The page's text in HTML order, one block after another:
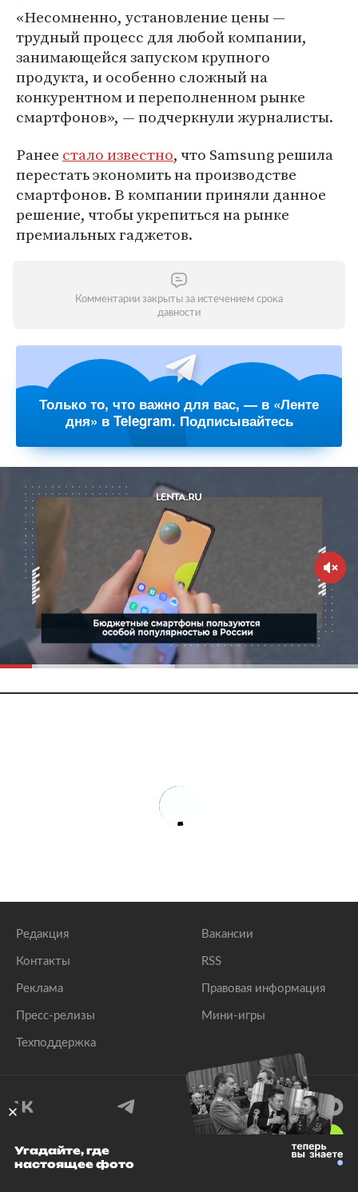
«Несомненно, установление цены —
трудный процесс для любой компании,
занимающейся запуском крупного
продукта, и особенно сложный на
конкурентном и переполненном рынке
смартфонов», — подчеркнули журналисты.
Ранее стало известно, что Samsung решила
перестать экономить на производстве
смартфонов. В компании приняли данное
решение, чтобы укрепиться на рынке
премиальных гаджетов.
Комментарии закрыты за истечением срока
давности
Только то, что важно для вас, — в «Ленте
дня» в Telegram. Подписывайтесь
Редакция
Контакты
Реклама
Пресс-релизы
Техподдержка
Вакансии
RSS
Правовая информация
Мини-игры
© 1999–2026 Все права защищены.
Угадайте, где
настоящее фото